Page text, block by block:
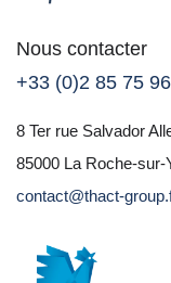
Nous contacter
+33 (0)2 85 75
8 Ter rue Salvador
85000 La Roche-sur-
contact@thact-